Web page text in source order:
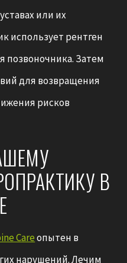
или их
использует рентген
позвоночника. Затем
для возвращения
рисков
В
Careопытен в
нарушений. Лечим